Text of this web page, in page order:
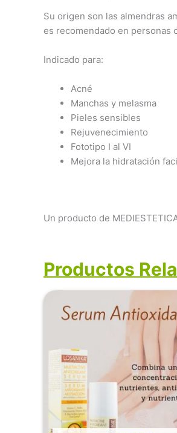
Su origen son las almendras
es recomendado en personas
Indicado para:
Acné
Manchas y melasma
Pieles sensibles
Rejuvenecimiento
Fototipo I al VI
Mejora la hidratación
Un producto de
Productos